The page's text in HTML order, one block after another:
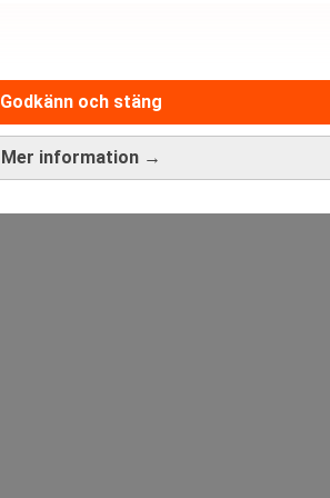
Mer information →
Godkänn och stängMedarbetare inom Intern
Sista ansökningsdag:13/06/